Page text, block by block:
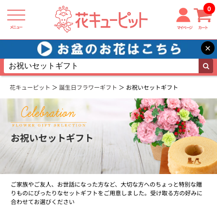
メニュー マイページ カート
0
×
花キューピット 誕生日フラワーギフト お祝いセットギフト
お祝いセットギフト
ご家族やご友人、お世話になった方など、大切な方へのちょっと特別な贈
りものにぴったりなセットギフトをご用意しました。受け取る方の好みに
合わせてお選びください